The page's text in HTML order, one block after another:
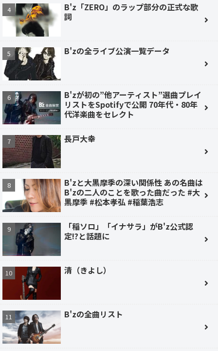
B'z「ZERO」のラップ部分の正式な歌
詞
B'zの全ライブ公演一覧データ
B'zが初の”他アーティスト”選曲プレイ
リストをSpotifyで公開 70年代・80年
代洋楽曲をセレクト
長戸大幸
B'zと大黒摩季の深い関係性 あの名曲は
B'zの二人のことを歌った曲だった #大
黒摩季 #松本孝弘 #稲葉浩志
「稲ソロ」「イナサラ」がB'z公式認
定!?と話題に
清（きよし）
B'zの全曲リスト